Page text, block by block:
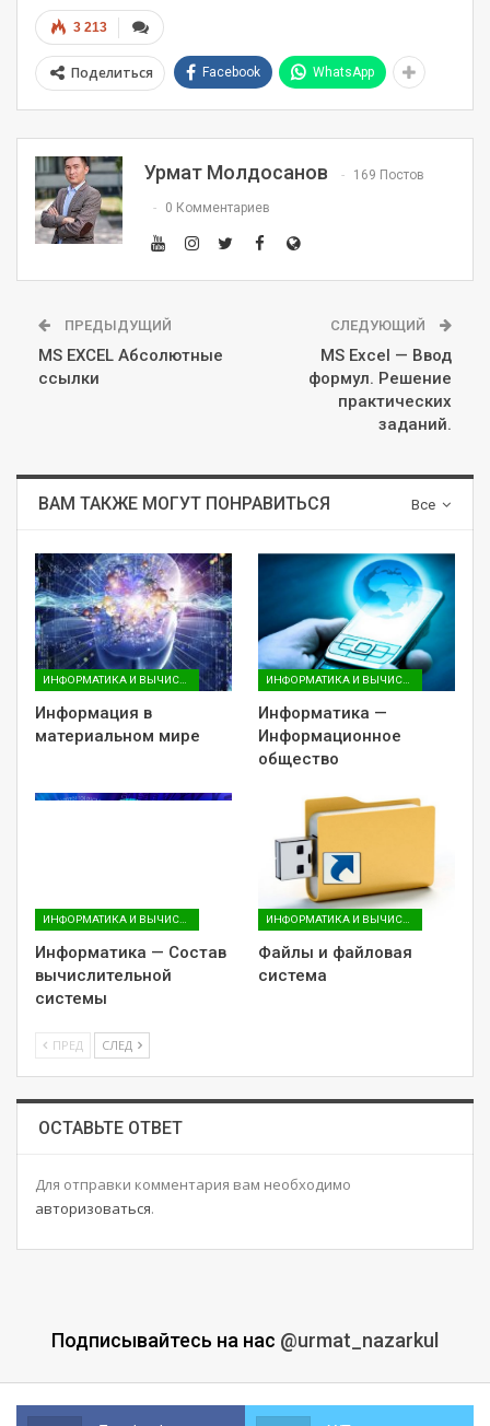
3 213
Поделиться Facebook WhatsApp
Урмат Молдосанов 169 Постов
0 Комментариев
ПРЕДЫДУЩИЙ
MS EXCEL Абсолютные
ссылки
СЛЕДУЮЩИЙ
MS Excel — Ввод
формул. Решение
практических
заданий.
Все
ВАМ ТАКЖЕ МОГУТ ПОНРАВИТЬСЯ
ИНФОРМАТИКА И ВЫЧИСЛИТЕЛЬНАЯ ТЕХНИКА (ДЛЯ ГУМАНИТАРНЫХ НАПРАВЛЕНИЙ)
Информация в
материальном мире
ИНФОРМАТИКА И ВЫЧИСЛИТЕЛЬНАЯ ТЕХНИКА (ДЛЯ ГУМАНИТАРНЫХ НАПРАВЛЕНИЙ)
Информатика —
Информационное
общество
ИНФОРМАТИКА И ВЫЧИСЛИТЕЛЬНАЯ ТЕХНИКА (ДЛЯ ГУМАНИТАРНЫХ НАПРАВЛЕНИЙ)
Информатика — Состав
вычислительной
системы
ИНФОРМАТИКА И ВЫЧИСЛИТЕЛЬНАЯ ТЕХНИКА (ДЛЯ ГУМАНИТАРНЫХ НАПРАВЛЕНИЙ)
Файлы и файловая
система
ПРЕД СЛЕД
ОСТАВЬТЕ ОТВЕТ
Для отправки комментария вам необходимо
авторизоваться.
Подписывайтесь на нас @urmat_nazarkul